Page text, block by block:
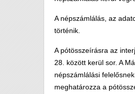
A népszámlálás, az
történik.
A pótösszeírásra az
28. között kerül sor. A
népszámlálási
meghatározza a